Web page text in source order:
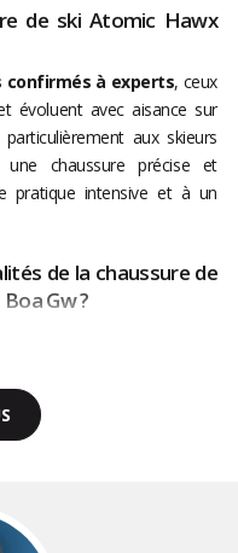
de ski Atomic Hawx
confirmés à experts, ceux
évoluent avec aisance sur
aux skieurs
une chaussure précise et
pratique intensive et à un
de la chaussure de
Gw ?